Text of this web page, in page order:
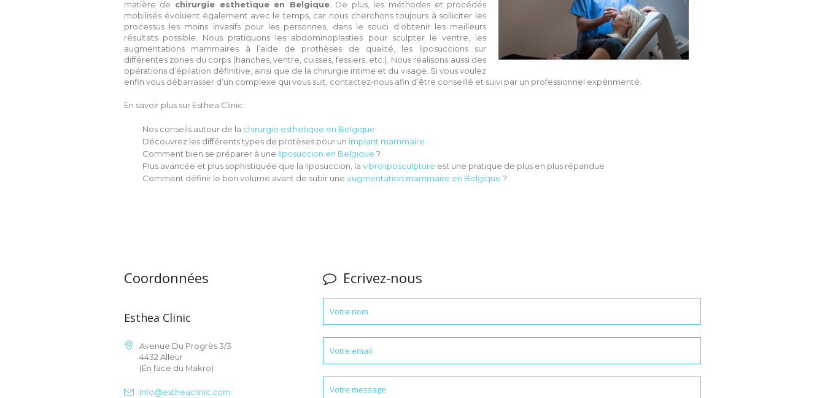
matière de chirurgie esthetique en Belgique. De plus, les méthodes et procédés
mobilisés évoluent également avec le temps, car nous cherchons toujours à solliciter les
processus les moins invasifs pour les personnes, dans le souci d’obtenir les meilleurs
résultats possible. Nous pratiquons les abdominoplasties pour sculpter le ventre, les
augmentations mammaires à l’aide de prothèses de qualité, les liposuccions sur
différentes zones du corps (hanches, ventre, cuisses, fessiers, etc.). Nous réalisons aussi des
opérations d’épilation définitive, ainsi que de la chirurgie intime et du visage. Si vous voulez
enfin vous débarrasser d’un complexe qui vous suit, contactez-nous afin d’être conseillé et suivi par un professionnel expérimenté.
En savoir plus sur Esthea Clinic :
Nos conseils autour de la chirurgie esthetique en Belgique
Découvrez les différents types de protèses pour un implant mammaire
Comment bien se préparer à une liposuccion en Belgique ?
Plus avancée et plus sophistiquée que la liposuccion, la vibroliposculpture est une pratique de plus en plus répandue
Comment définir le bon volume avant de subir une augmentation mammaire en Belgique ?
Coordonnées
Esthea Clinic
Avenue Du Progrès 3/3
4432 Alleur
(En face du Makro)
info@estheaclinic.com
Ecrivez-nous